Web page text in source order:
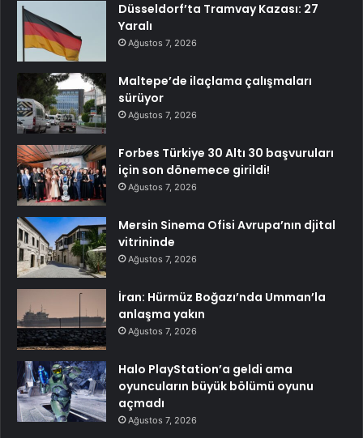
Düsseldorf’ta Tramvay Kazası: 27
Yaralı
Ağustos 7, 2026
Maltepe’de ilaçlama çalışmaları
sürüyor
Ağustos 7, 2026
Forbes Türkiye 30 Altı 30 başvuruları
için son dönemece girildi!
Ağustos 7, 2026
Mersin Sinema Ofisi Avrupa’nın djital
vitrininde
Ağustos 7, 2026
İran: Hürmüz Boğazı’nda Umman’la
anlaşma yakın
Ağustos 7, 2026
Halo PlayStation’a geldi ama
oyuncuların büyük bölümü oyunu
açmadı
Ağustos 7, 2026